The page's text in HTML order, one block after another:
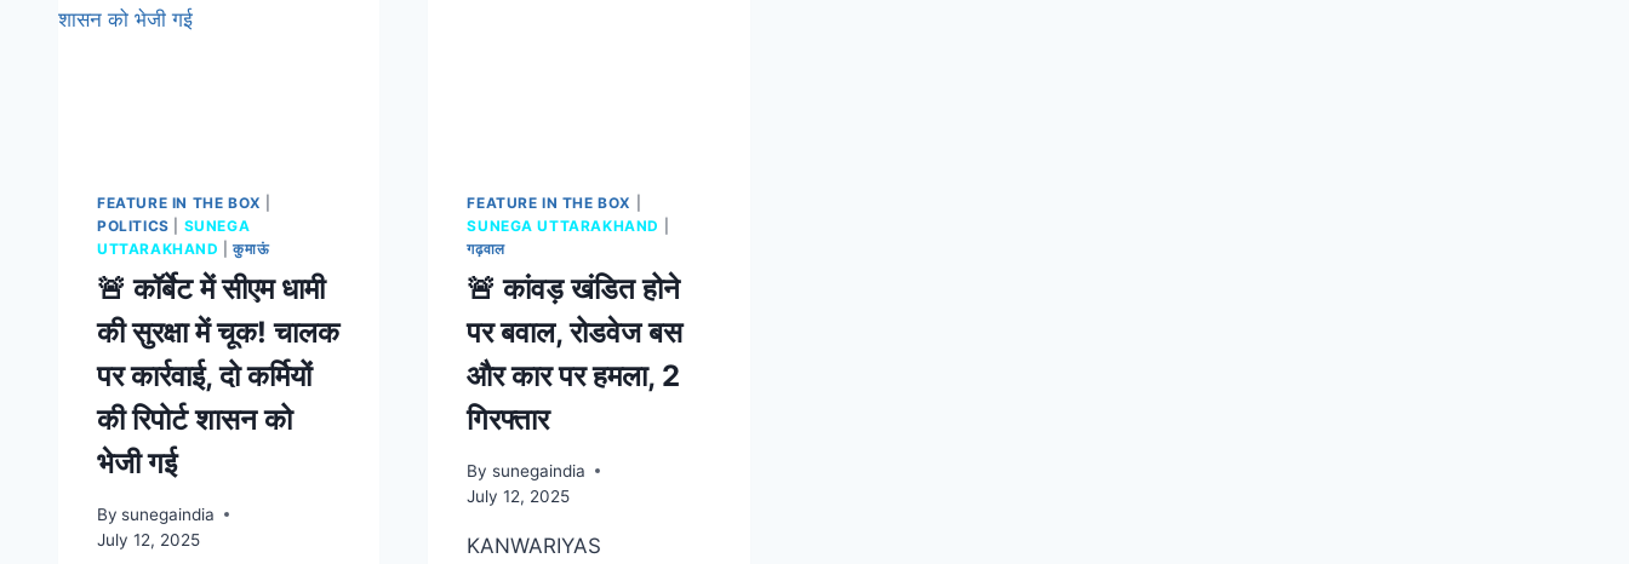
FEATURE IN THE BOX
POLITICS
SUNEGA
UTTARAKHAND
|कुमाऊं
🚨 कॉर्बेट में सीएम धामी
की सुरक्षा में चूक! चालक
पर कार्रवाई, दो कर्मियों
की रिपोर्ट शासन को
भेजी गई
By sunegaindia
July 12, 2025
FEATURE IN THE BOX
SUNEGA UTTARAKHAND
गढ़वाल
🚨 कांवड़ खंडित होने
पर बवाल, रोडवेज बस
और कार पर हमला, 2
गिरफ्तार
By sunegaindia
July 12, 2025
KANWARIYAS